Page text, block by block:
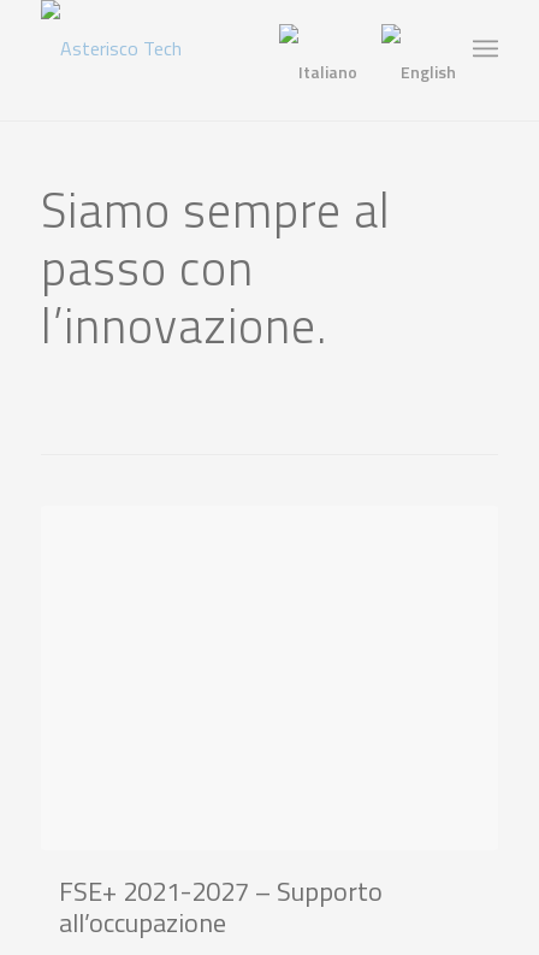
Notizie
Siamo sempre al
passo con
l’innovazione.
FSE+ 2021-2027 – Supporto
all’occupazione